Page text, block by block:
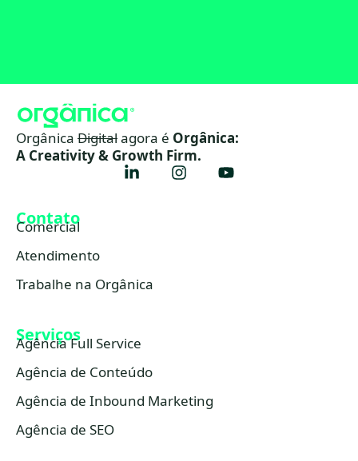
Orgânica Digitalagora é Orgânica:
A Creativity & Growth Firm.
Contato
Comercial
Atendimento
Trabalhe na Orgânica
Serviços
Agência Full Service
Agência de Conteúdo
Agência de Inbound Marketing
Agência de SEO